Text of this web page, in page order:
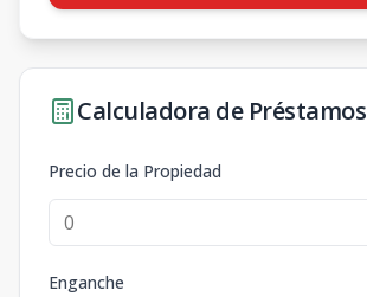
Calculadora de Préstamos
Precio de la Propiedad
Enganche